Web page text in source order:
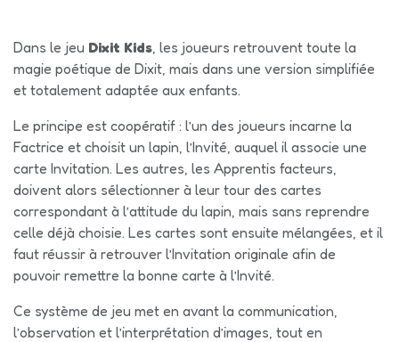
Dans le jeu Dixit Kids , les joueurs retrouvent toute la
magie poétique de Dixit, mais dans une version simplifiée
et totalement adaptée aux enfants.
Le principe est coopératif : l’un des joueurs incarne la
Factrice et choisit un lapin, l’Invité, auquel il associe une
carte Invitation. Les autres, les Apprentis facteurs,
doivent alors sélectionner à leur tour des cartes
correspondant à l’attitude du lapin, mais sans reprendre
celle déjà choisie. Les cartes sont ensuite mélangées, et il
faut réussir à retrouver l’Invitation originale afin de
pouvoir remettre la bonne carte à l’Invité.
Ce système de jeu met en avant la communication,
l’observation et l’interprétation d’images, tout en